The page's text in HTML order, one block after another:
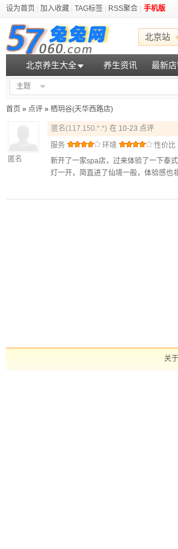
设为首页 加入收藏 TAG标签 RSS聚合 手机版
北京站
北京养生大全 养生资讯 最新
主题
首页 » 点评 » 栖玥谷(天华西路店)
匿名
匿名(117.150.*.*) 在 10-23 点评
服务
环境
性价比
新开了一家spa店，过来体验了一下泰
灯一开，简直进了仙境一般，体验感也
关